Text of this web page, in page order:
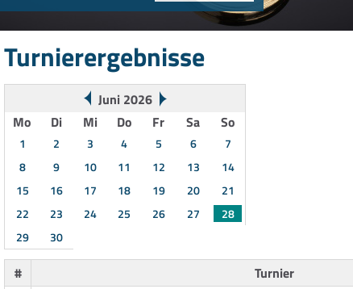
Turnierergebnisse
Juni 2026
Mo
Di Mi Do Fr Sa So
1 2 3 4 5 6
7
8
9 10 11 12 13
14
15
16 17 18 19 20
21
22
23 24 25 26 27
28
29
30
# Turnier